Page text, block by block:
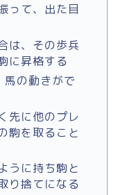
って、出た目
は、その歩兵
に昇格する
の動きがで
先に他のプレ
駒を取ること
うに持ち駒と
り捨てになる